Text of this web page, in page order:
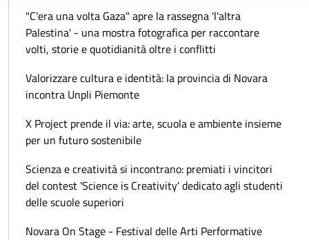
"C'era una volta Gaza" apre la rassegna 'l'altra
Palestina' - una mostra fotografica per raccontare
volti, storie e quotidianità oltre i conflitti
Valorizzare cultura e identità: la provincia di Novara
incontra Unpli Piemonte
X Project prende il via: arte, scuola e ambiente insieme
per un futuro sostenibile
Scienza e creatività si incontrano: premiati i vincitori
del contest 'Science is Creativity' dedicato agli studenti
delle scuole superiori
Novara On Stage - Festival delle Arti Performative